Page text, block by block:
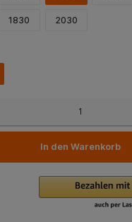
1830 2030
In den Warenkorb